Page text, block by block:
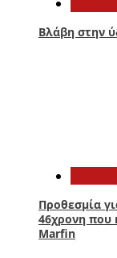
Βλάβη στην
Προθεσμία
46χρονη που
Marfin